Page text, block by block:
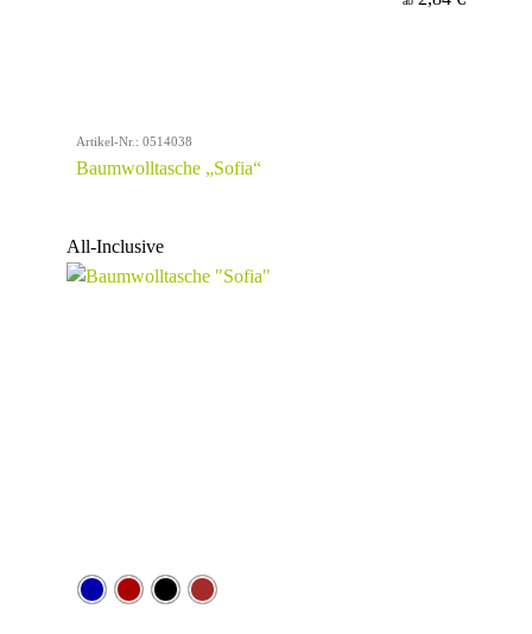
Artikel-Nr.: 0514038
Baumwolltasche „Sofia“
All-Inclusive